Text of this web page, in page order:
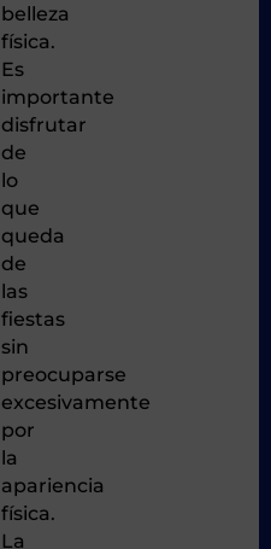
belleza
física.
Es
importante
disfrutar
de
lo
que
queda
de
las
fiestas
sin
preocuparse
excesivamente
por
la
apariencia
física.
La